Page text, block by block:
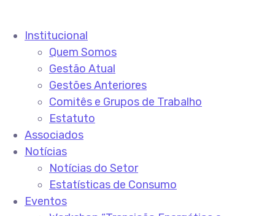
Institucional
Quem Somos
Gestão Atual
Gestões Anteriores
Comitês e Grupos de Trabalho
Estatuto
Associados
Notícias
Notícias do Setor
Estatísticas de Consumo
Eventos